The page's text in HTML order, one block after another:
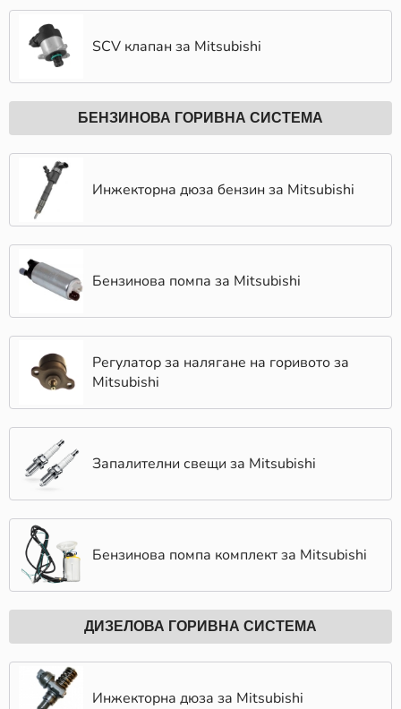
брандове е с доказана репутация за качество,
издръжливост и оптимално представяне. Поръчайте
рамките на 24 часа! Получете поръчката си още на
следващата сутрин, независимо къде се намирате в
страната.
SCV клапан за Mitsubishi
БЕНЗИНОВА ГОРИВНА СИСТЕМА
Инжекторна дюза бензин за Mitsubishi
Бензинова помпа за Mitsubishi
Регулатор за налягане на горивото за
Mitsubishi
Запалителни свещи за Mitsubishi
Бензинова помпа комплект за Mitsubishi
ДИЗЕЛОВА ГОРИВНА СИСТЕМА
Инжекторна дюза за Mitsubishi